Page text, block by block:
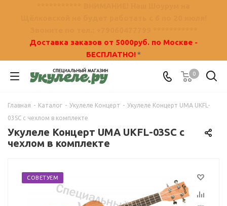
Доставка заказов от 5000руб. по Москве -
БЕСПЛАТНО!*
0
Главная - Каталог - Укулеле Концерт - Укулеле Концерт UMA UKFL-
03SC с чехлом в комплекте
Укулеле Концерт UMA UKFL-03SC с
чехлом в комплекте
СОВЕТУЕМ